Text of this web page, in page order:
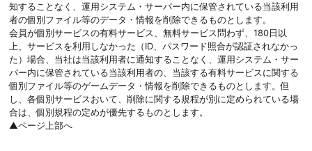
知することなく、運用システム・サーバー内に保管されている当該利用
者の個別ファイル等のデータ・情報を削除できるものとします。
会員が個別サービスの有料サービス、無料サービス問わず、180日以
上、サービスを利用しなかった（ID、パスワード照合が認証されなかっ
た）場合、当社は当該利用者に通知することなく、運用システム・サー
バー内に保管されている当該利用者の、当該する有料サービスに関する
個別ファイル等のゲームデータ・情報を削除できるものとします。但
し、各個別サービスおいて、削除に関する規程が別に定められている場
合は、個別規程の定めが優先するものとします。
▲ページ上部へ